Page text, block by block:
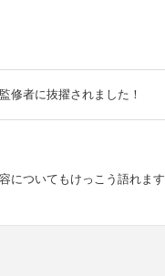
修者に抜擢されました！
についてもけっこう語れます